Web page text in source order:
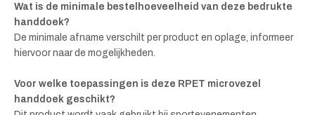
Wat is de minimale bestelhoeveelheid van deze bedrukte
handdoek?
De minimale afname verschilt per product en oplage, informeer
hiervoor naar de mogelijkheden.
Voor welke toepassingen is deze RPET microvezel
handdoek geschikt?